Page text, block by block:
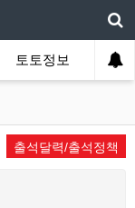
토토정보
출석달력/출석정책